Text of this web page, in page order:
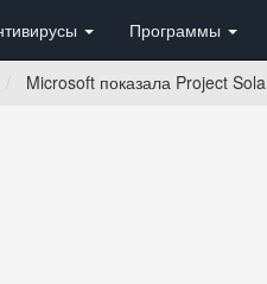
Программы
Microsoft показала Project